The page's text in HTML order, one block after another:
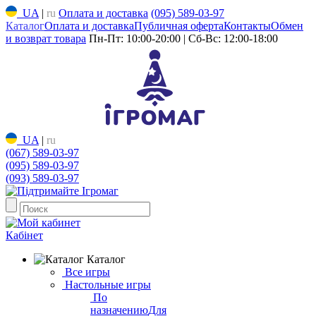
UA | ru Оплата и доставка (095) 589-03-97
КаталогОплата и доставкаПубличная офертаКонтактыОбмен
и возврат товара Пн-Пт: 10:00-20:00 | Сб-Вс: 12:00-18:00
UA | ru
(067) 589-03-97
(095) 589-03-97
(093) 589-03-97
Кабінет
Каталог
Все игры
Настольные игры
По
назначениюДля